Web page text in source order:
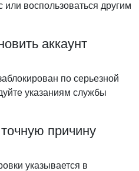
или воспользоваться другим
аккаунт
по серьезной
указаниям службы
причину
указывается в